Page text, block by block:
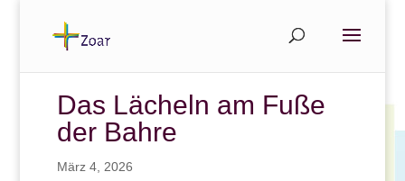
Das Lächeln am Fuße
der Bahre
März 4, 2026